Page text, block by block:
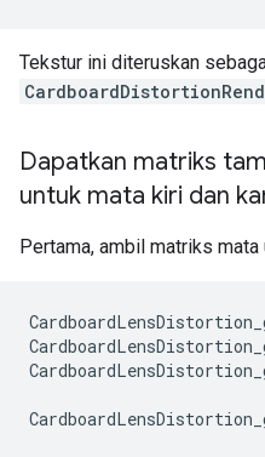
Tekstur ini diteruskan
Dapatkan matriks
untuk mata kiri dan
Pertama, ambil matriks mata